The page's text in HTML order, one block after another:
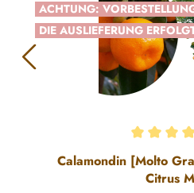
ACHTUNG:
DIE AUSLIEFERUNG
Durchschnittliche Bewertung
Calamondin [Molto
Citrus